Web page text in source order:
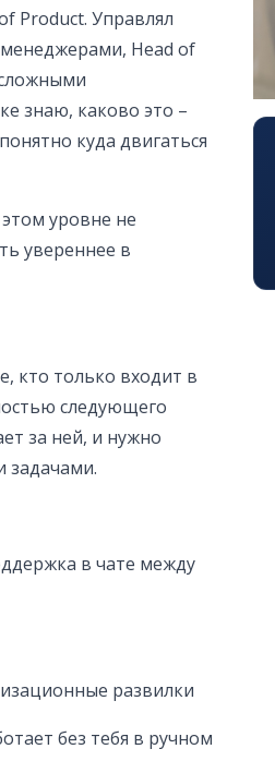
Product. Управлял
Head of
знаю, каково это –
куда двигаться
уровне не
увереннее в
кто только входит в
следующего
за ней, и нужно
задачами.
в чате между
развилки
без тебя в ручном